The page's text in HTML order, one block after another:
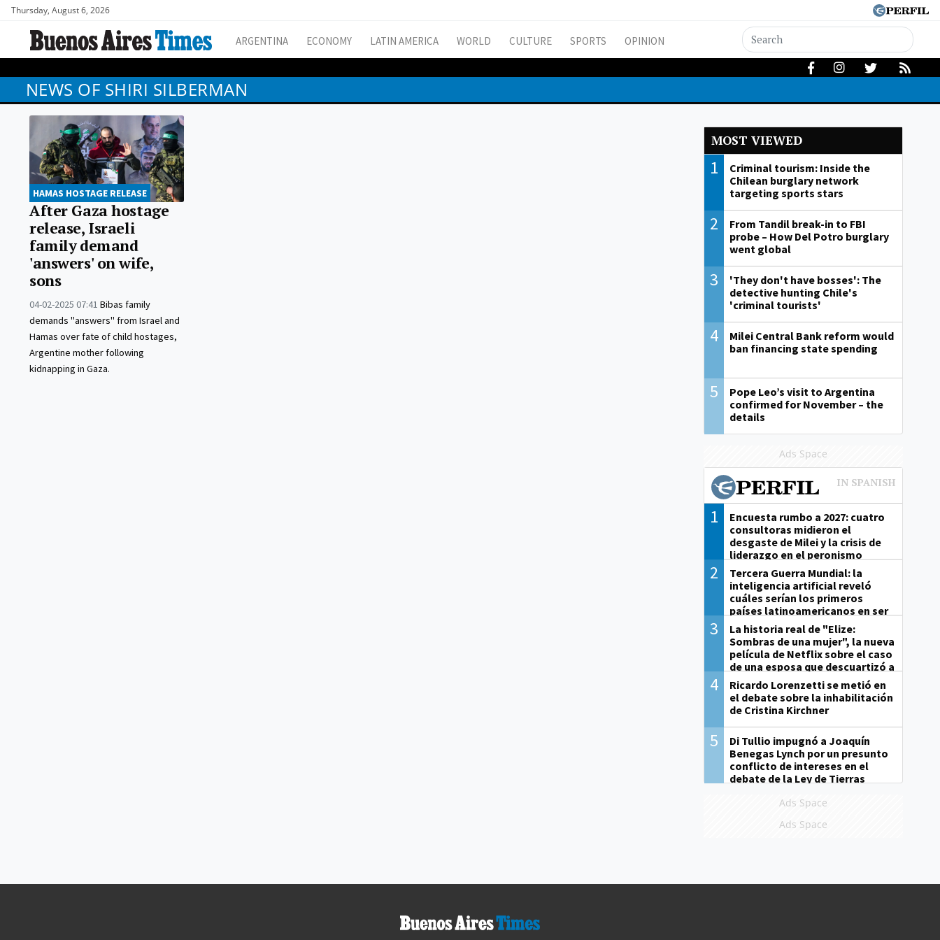
Thursday, August 6, 2026
ARGENTINA ECONOMY LATIN AMERICA WORLD CULTURE SPORTS OPINION
NEWS OF SHIRI SILBERMAN
HAMAS HOSTAGE RELEASE
After Gaza hostage
release, Israeli
family demand
'answers' on wife,
sons
04-02-2025 07:41 Bibas family
demands "answers" from Israel and
Hamas over fate of child hostages,
Argentine mother following
kidnapping in Gaza.
MOST VIEWED
1
Criminal tourism: Inside the
Chilean burglary network
targeting sports stars
2
From Tandil break-in to FBI
probe – How Del Potro burglary
went global
3
'They don't have bosses': The
detective hunting Chile's
'criminal tourists'
4
Milei Central Bank reform would
ban financing state spending
5
Pope Leo’s visit to Argentina
confirmed for November – the
details
Ads Space
1
Encuesta rumbo a 2027: cuatro
consultoras midieron el
desgaste de Milei y la crisis de
liderazgo en el peronismo
2
Tercera Guerra Mundial: la
inteligencia artificial reveló
cuáles serían los primeros
países latinoamericanos en ser
derrotados
3
La historia real de "Elize:
Sombras de una mujer", la nueva
película de Netflix sobre el caso
de una esposa que descuartizó a
su marido
4
Ricardo Lorenzetti se metió en
el debate sobre la inhabilitación
de Cristina Kirchner
5
Di Tullio impugnó a Joaquín
Benegas Lynch por un presunto
conflicto de intereses en el
debate de la Ley de Tierras
Ads Space
Ads Space